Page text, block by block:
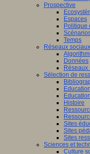
Prospective
Espaces
Politique
Temps
Réseaux sociaux
Données
Réseaux
Sélection de
Histoire
Sites
Sites
Sites
Sciences et
Culture